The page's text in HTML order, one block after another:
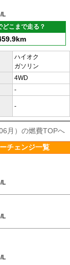
L
どこまで走る？
ハイオク
ガソリン
4WD
-
-
月）の燃費TOPへ
チェンジ一覧
L
L
L